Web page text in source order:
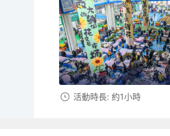
活動時長: 約1小時